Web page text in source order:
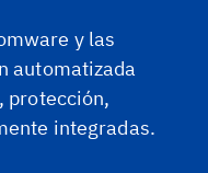
y las
automatizada
protección,
integradas.